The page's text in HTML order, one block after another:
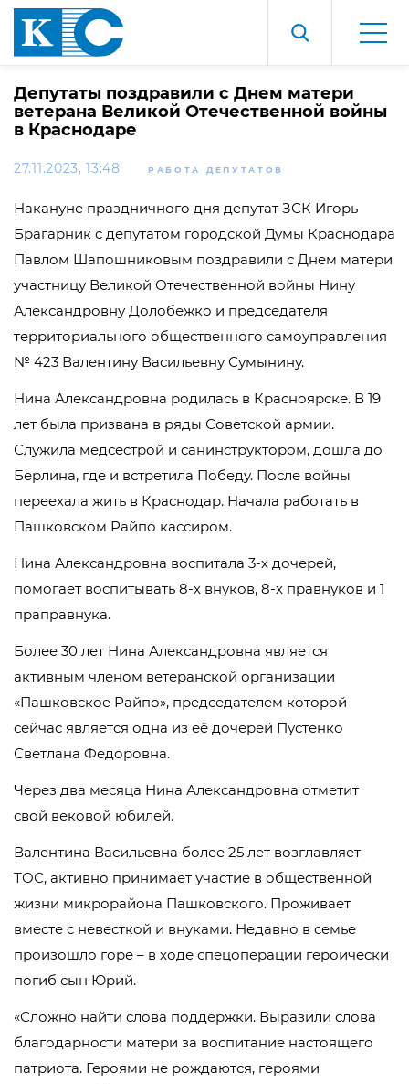
Депутаты поздравили с Днем матери
ветерана Великой Отечественной войны
в Краснодаре
27.11.2023, 13:48 РАБОТА ДЕПУТАТОВ
Накануне праздничного дня депутат ЗСК Игорь
Брагарник с депутатом городской Думы Краснодара
Павлом Шапошниковым поздравили с Днем матери
участницу Великой Отечественной войны Нину
Александровну Долобежко и председателя
территориального общественного самоуправления
№ 423 Валентину Васильевну Сумынину.
Нина Александровна родилась в Красноярске. В 19
лет была призвана в ряды Советской армии.
Служила медсестрой и санинструктором, дошла до
Берлина, где и встретила Победу. После войны
переехала жить в Краснодар. Начала работать в
Пашковском Райпо кассиром.
Нина Александровна воспитала 3-х дочерей,
помогает воспитывать 8-х внуков, 8-х правнуков и 1
праправнука.
Более 30 лет Нина Александровна является
активным членом ветеранской организации
«Пашковское Райпо», председателем которой
сейчас является одна из её дочерей Пустенко
Светлана Федоровна.
Через два месяца Нина Александровна отметит
свой вековой юбилей.
Валентина Васильевна более 25 лет возглавляет
ТОС, активно принимает участие в общественной
жизни микрорайона Пашковского. Проживает
вместе с невесткой и внуками. Недавно в семье
произошло горе – в ходе спецоперации героически
погиб сын Юрий.
«Сложно найти слова поддержки. Выразили слова
благодарности матери за воспитание настоящего
патриота. Героями не рождаются, героями